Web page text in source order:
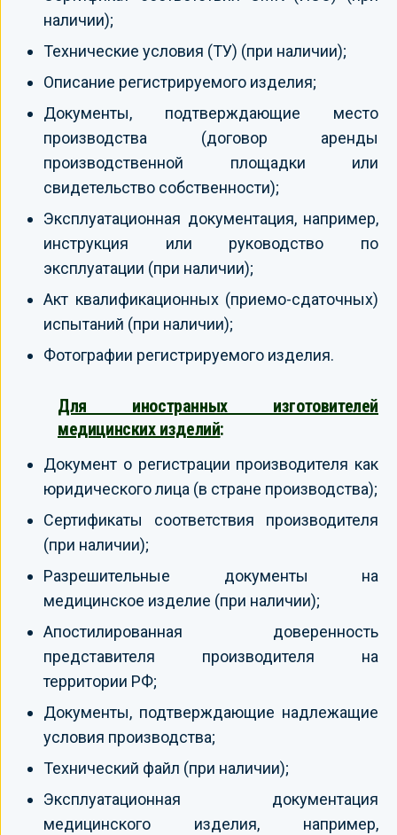
наличии);
Технические условия (ТУ) (при наличии);
Описание регистрируемого изделия;
Документы, подтверждающие место
производства (договор аренды
производственной площадки или
свидетельство собственности);
Эксплуатационная документация, например,
инструкция или руководство по
эксплуатации (при наличии);
Акт квалификационных (приемо-сдаточных)
испытаний (при наличии);
Фотографии регистрируемого изделия.
Для иностранных изготовителей
медицинских изделий:
Документ о регистрации производителя как
юридического лица (в стране производства);
Сертификаты соответствия производителя
(при наличии);
Разрешительные документы на
медицинское изделие (при наличии);
Апостилированная доверенность
представителя производителя на
территории РФ;
Документы, подтверждающие надлежащие
условия производства;
Технический файл (при наличии);
Эксплуатационная документация
медицинского изделия, например,